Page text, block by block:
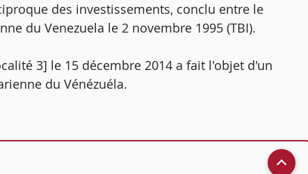
des investissements, conclu entre le
du Venezuela le 2 novembre 1995 (TBI).
3] le 15 décembre 2014 a fait l'objet d'un
du Vénézuéla.